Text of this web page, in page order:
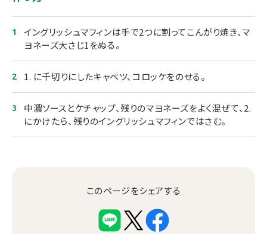
イングリッシュマフィンは手で2つに割ってこんがり焼き、マ
ヨネーズ大さじ1をぬる。
1. に千切りにしたキャベツ、コロッケをのせる。
中濃ソースとケチャップ、残りのマヨネーズをよく混ぜて、2.
にかけたら、残りのイングリッシュマフィンではさむ。
このページをシェアする